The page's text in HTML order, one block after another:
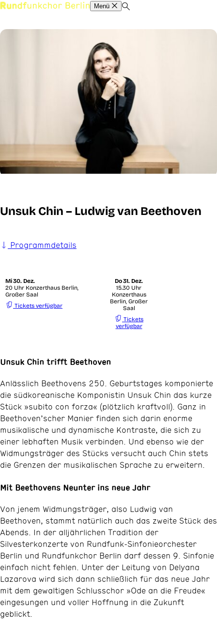
Menü
Unsuk Chin – Ludwig van Beethoven
Programmdetails
Mi30. Dez.
20 Uhr Konzerthaus Berlin,
Großer Saal
Tickets verfügbar
Do31. Dez.
15.30 Uhr
Konzerthaus
Berlin, Großer
Saal
Tickets
verfügbar
Unsuk Chin trifft Beethoven
Anlässlich Beethovens 250. Geburtstages komponierte
die südkoreanische Komponistin Unsuk Chin das kurze
Stück »subito con forza« (plötzlich kraftvoll). Ganz in
Beethoven’scher Manier finden sich darin enorme
musikalische und dynamische Kontraste, die sich zu
einer lebhaften Musik verbinden. Und ebenso wie der
Widmungsträger des Stücks versucht auch Chin stets
die Grenzen der musikalischen Sprache zu erweitern.
Mit Beethovens Neunter ins neue Jahr
Von jenem Widmungsträger, also Ludwig van
Beethoven, stammt natürlich auch das zweite Stück des
Abends. In der alljährlichen Tradition der
Silvesterkonzerte von Rundfunk-Sinfonieorchester
Berlin und Rundfunkchor Berlin darf dessen 9. Sinfonie
einfach nicht fehlen. Unter der Leitung von Delyana
Lazarova wird sich dann schließlich für das neue Jahr
mit dem gewaltigen Schlusschor »Ode an die Freude«
eingesungen und voller Hoffnung in die Zukunft
geblickt.